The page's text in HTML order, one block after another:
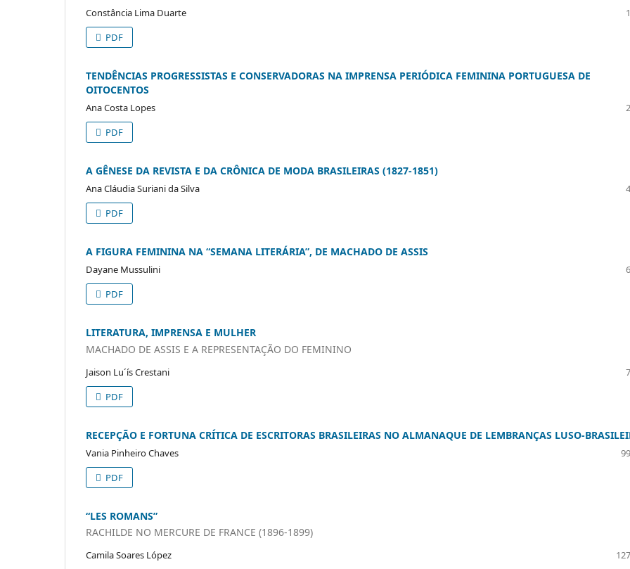
Constância Lima Duarte
PDF
TENDÊNCIAS PROGRESSISTAS E CONSERVADORAS NA IMPRENSA PERIÓDICA FEMININA PORTUGUESA DE
OITOCENTOS
Ana Costa Lopes
PDF
A GÊNESE DA REVISTA E DA CRÔNICA DE MODA BRASILEIRAS (1827-1851)
Ana Cláudia Suriani da Silva
PDF
A FIGURA FEMININA NA “SEMANA LITERÁRIA”, DE MACHADO DE ASSIS
Dayane Mussulini
PDF
LITERATURA, IMPRENSA E MULHER
MACHADO DE ASSIS E A REPRESENTAÇÃO DO FEMININO
Jaison Lu´ís Crestani
PDF
RECEPÇÃO E FORTUNA CRÍTICA DE ESCRITORAS BRASILEIRAS NO ALMANAQUE DE LEMBRANÇAS LUSO-
Vania Pinheiro Chaves
PDF
“LES ROMANS”
RACHILDE NO MERCURE DE FRANCE (1896-1899)
Camila Soares López